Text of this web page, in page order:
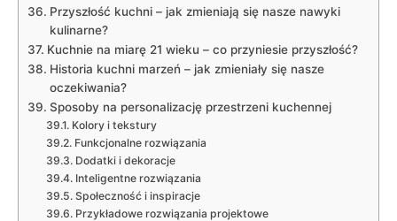
Przyszłość kuchni​ – ⁣jak zmieniają się nasze nawyki
kulinarne?
Kuchnie na miarę 21 wieku – co przyniesie przyszłość?
Historia kuchni marzeń – jak zmieniały ‌się nasze
oczekiwania?
Sposoby na personalizację przestrzeni kuchennej
Kolory i⁣ tekstury
Funkcjonalne rozwiązania
Dodatki ‍i dekoracje
Inteligentne rozwiązania
Społeczność i inspiracje
Przykładowe rozwiązania projektowe